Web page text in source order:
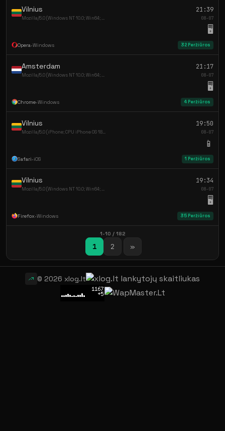
Vilnius
Mozilla/5.0 (Windows NT 10.0; Win64; ...
21:39
08-07
🖥️
Opera•Windows 32 Peržiūros
Amsterdam
Mozilla/5.0 (Windows NT 10.0; Win64; ...
21:17
08-07
🖥️
Chrome•Windows 4 Peržiūros
Vilnius
Mozilla/5.0 (iPhone; CPU iPhone OS 18...
19:50
08-07
📱
Safari•iOS 1 Peržiūros
Vilnius
Mozilla/5.0 (Windows NT 10.0; Win64; ...
19:34
08-07
🖥️
Firefox•Windows 35 Peržiūros
1-10 / 182
1 2 »
© 2026 xlog.lt